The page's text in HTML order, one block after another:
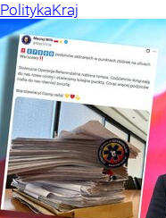
PolitykaKraj